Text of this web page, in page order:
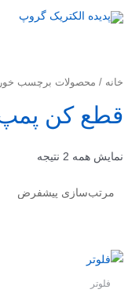
خانه / محصولات برچسب
قطع کن
نمایش همه 2 نتیجه
فلوتر